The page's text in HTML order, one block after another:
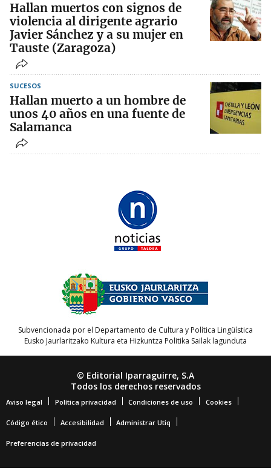
Hallan muertos con signos de
violencia al dirigente agrario
Javier Sánchez y a su mujer en
Tauste (Zaragoza)
SUCESOS
Hallan muerto a un hombre de
unos 40 años en una fuente de
Salamanca
Subvencionada por el Departamento de Cultura y Política Lingüística
Eusko Jaurlaritzako Kultura eta Hizkuntza Politika Sailak lagunduta
© Editorial Iparraguirre, S.A
Todos los derechos reservados
Aviso legal Política privacidad Condiciones de uso Cookies
Código ético Accesibilidad Administrar Utiq
Preferencias de privacidad